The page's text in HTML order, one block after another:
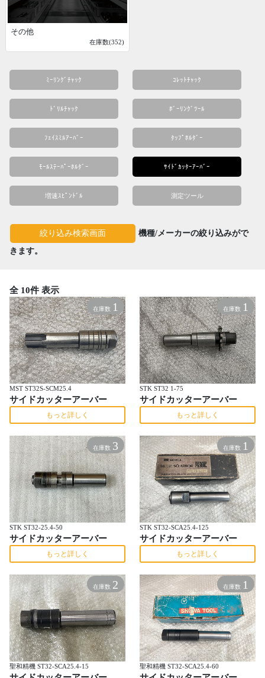
その他
在庫数(352)
ﾐｰﾘﾝｸﾞﾁｬｯｸ ｺﾚｯﾄﾁｬｯｸ
ﾄﾞﾘﾙﾁｬｯｸ ﾎﾞｰﾘﾝｸﾞﾂｰﾙ
ﾌｪｲｽﾐﾙｱｰﾊﾞｰ ﾀｯﾌﾟﾎﾙﾀﾞｰ
ﾓｰﾙｽﾃｰﾊﾟｰﾎﾙﾀﾞｰ ｻｲﾄﾞｶｯﾀｰｱｰﾊﾞｰ
増速ｽﾋﾟﾝﾄﾞﾙ 測定ツール
絞り込み検索画面 機種/メーカーの絞り込みがで
きます。
全 10件 表示
在庫数 1
MST ST32S-SCM25.4
サイドカッターアーバー
もっと詳しく
在庫数 1
STK ST32 1-75
サイドカッターアーバー
もっと詳しく
在庫数 3
STK ST32-25.4-50
サイドカッターアーバー
もっと詳しく
在庫数 1
STK ST32-SCA25.4-125
サイドカッターアーバー
もっと詳しく
在庫数 2
聖和精機 ST32-SCA25.4-15
在庫数 1
聖和精機 ST32-SCA25.4-60